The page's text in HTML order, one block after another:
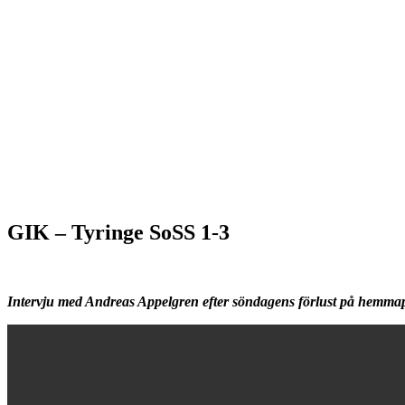
GIK – Tyringe SoSS 1-3
Intervju med Andreas Appelgren efter söndagens förlust på